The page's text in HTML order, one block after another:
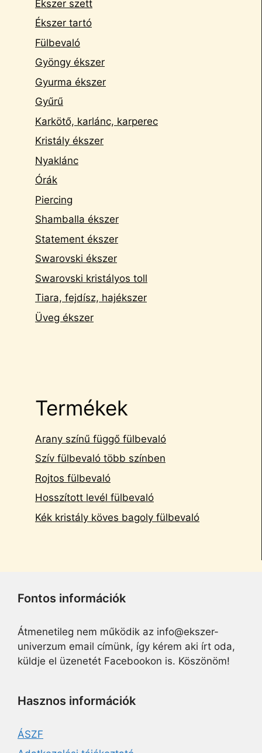
Ékszer szett
Ékszer tartó
Fülbevaló
Gyöngy ékszer
Gyurma ékszer
Gyűrű
Karkötő, karlánc, karperec
Kristály ékszer
Nyaklánc
Órák
Piercing
Shamballa ékszer
Statement ékszer
Swarovski ékszer
Swarovski kristályos toll
Tiara, fejdísz, hajékszer
Üveg ékszer
Termékek
Arany színű függő fülbevaló
Szív fülbevaló több színben
Rojtos fülbevaló
Hosszított levél fülbevaló
Kék kristály köves bagoly fülbevaló
Fontos információk
Átmenetileg nem működik az info@ekszer-
univerzum email címünk, így kérem aki írt oda,
küldje el üzenetét Facebookon is. Köszönöm!
Hasznos információk
ÁSZF